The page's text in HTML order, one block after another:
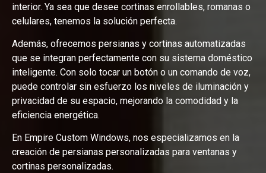
interior. Ya sea que desee cortinas enrollables, romanas o
celulares, tenemos la solución perfecta.
Además, ofrecemos persianas y cortinas automatizadas
que se integran perfectamente con su sistema doméstico
inteligente. Con solo tocar un botón o un comando de voz,
puede controlar sin esfuerzo los niveles de iluminación y
privacidad de su espacio, mejorando la comodidad y la
eficiencia energética.
En Empire Custom Windows, nos especializamos en la
creación de persianas personalizadas para ventanas y
cortinas personalizadas.